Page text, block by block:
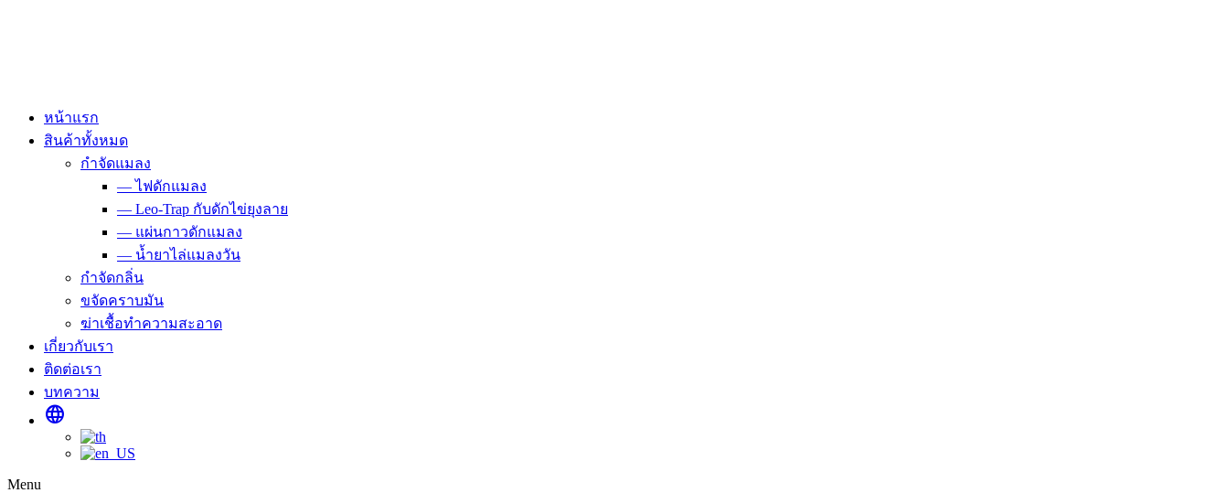
หน้าแรก
สินค้าทั้งหมด
กำจัดแมลง
— ไฟดักแมลง
— Leo-Trap กับดักไข่ยุงลาย
— แผ่นกาวดักแมลง
— น้ำยาไล่แมลงวัน
กำจัดกลิ่น
ขจัดคราบมัน
ฆ่าเชื้อทำความสะอาด
เกี่ยวกับเรา
ติดต่อเรา
บทความ
language
Menu